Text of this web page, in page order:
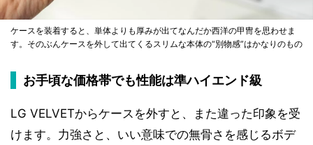
ケースを装着すると、単体よりも厚みが出てなんだか西洋の甲冑を思わせま
す。そのぶんケースを外して出てくるスリムな本体の“別物感”はかなりのもの
お手頃な価格帯でも性能は準ハイエンド級
LG VELVETからケースを外すと、また違った印象を受
けます。力強さと、いい意味での無骨さを感じるボデ